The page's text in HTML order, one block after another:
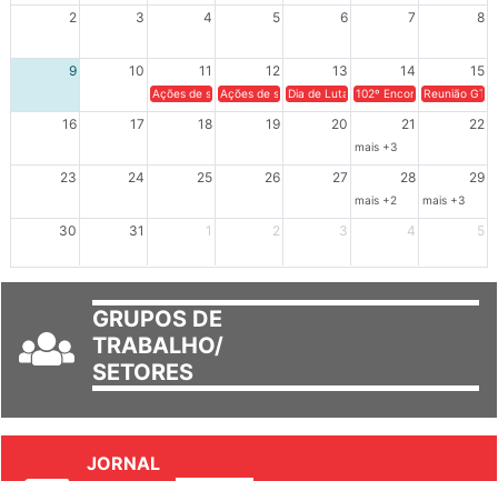
2 3 4 5 6 7 8
9 10 11 12 13 14 15
Ações de solidariedade a Cuba no Rio Grande do Sul - 100
Ações de solidariedade a Cuba no Rio Grande do
Dia de Luta em Defesa de Cuba e da
102º Encontro da
Reunião
16 17 18 19 20 21 22
mais +3
23 24 25 26 27 28 29
mais +2 mais +3
30 31 1 2 3 4 5
GRUPOS DE
TRABALHO/
SETORES
JORNAL